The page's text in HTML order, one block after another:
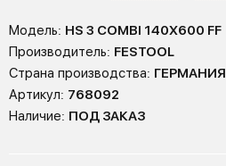
Модель: HS 3 COMBI 140X600 FF
Производитель: FESTOOL
Страна производства: ГЕРМАНИЯ
Артикул: 768092
Наличие: ПОД ЗАКАЗ